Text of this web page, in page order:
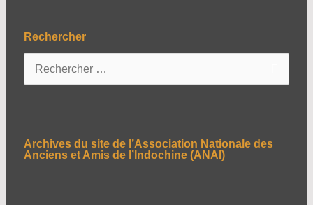
Rechercher
rArchives du site de l’Association Nationale des
Anciens et Amis de l’Indochine (ANAI)